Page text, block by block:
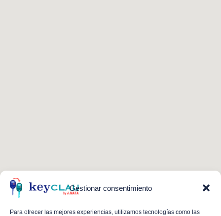
Gestionar consentimiento
Para ofrecer las mejores experiencias, utilizamos tecnologías como las